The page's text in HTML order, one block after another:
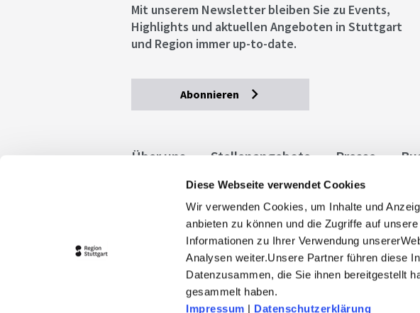
Diese Webseite verwendet Cookies
Wir verwenden Cookies, um Inhalte und
anbieten zu können und die Zugriffe auf
Informationen zu Ihrer Verwendung
Analysen weiter.Unsere Partner führen diese
Datenzusammen, die Sie ihnen bereitgestellt
gesammelt haben.
Impressum | Datenschutzerklärung
Mit unserem Newsletter bleiben Sie zu Events,
Highlights und aktuellen Angeboten in Stuttgart
und Region immer up-to-date.
Abonnieren
Über uns Stellenangebote Presse
Allgemeine Geschäftsbedingungen
stuttgart.de
Barrierefreiheit